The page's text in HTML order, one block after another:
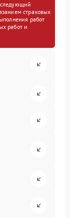
страховых
работ
работ и